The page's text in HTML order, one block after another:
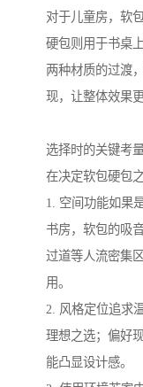
对于儿童房，软
硬包则用于书桌
两种材质的过渡
现，让整体效果
选择时的关键考
在决定软包硬包
1. 空间功能如果
书房，软包的吸
过道等人流密集
用。
2. 风格定位追求
理想之选；偏好
能凸显设计感。